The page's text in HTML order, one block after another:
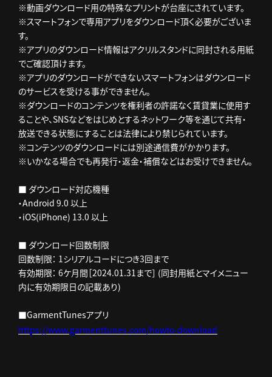
※動画ダウンロード用の特殊なプリントが台座にされています。
※スマートフォンで専用アプリをダウンロード頂く必要がございま
す。
※アプリのダウンロード情報はアクリルスタンドに同封される用紙
でご確認頂けます。
※アプリのダウンロードができないスマートフォンはダウンロード
のサービスを受ける事ができません。
※ダウンロードのコンテンツを権利者の許諾なく賃貸業に使用す
ることや、SNSなどをはじめとするネットワーク等を通じて共有・
放送できる状態にすることは法律により禁じられています。
※コンテンツのダウンロードには別途通信費がかかります。
※いかなる場合でも再発行・返金・補償などはお受けできません。
■ ダウンロード対応機種
・Android 9.0 以上
・iOS(iPhone) 13.0 以上
■ ダウンロード回数制限
回数制限： 1シリアルコードにつき3回まで
有効期限： 6ケ月間［2024.01.31まで］ (同封用紙とマイメニュー
内に有効期限日の記載あり)
■GarmentTunesアプリ
https://www.garmenttunes.com/howto-download